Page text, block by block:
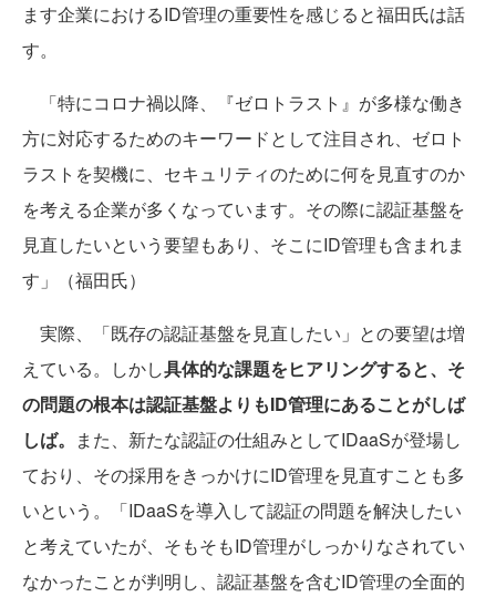
ます企業におけるID管理の重要性を感じると福田氏は話
す。
「特にコロナ禍以降、『ゼロトラスト』が多様な働き
方に対応するためのキーワードとして注目され、ゼロト
ラストを契機に、セキュリティのために何を見直すのか
を考える企業が多くなっています。その際に認証基盤を
見直したいという要望もあり、そこにID管理も含まれま
す」（福田氏）
実際、「既存の認証基盤を見直したい」との要望は増
えている。しかし具体的な課題をヒアリングすると、そ
の問題の根本は認証基盤よりもID管理にあることがしば
しば。 また、新たな認証の仕組みとしてIDaaSが登場し
ており、その採用をきっかけにID管理を見直すことも多
いという。「IDaaSを導入して認証の問題を解決したい
と考えていたが、そもそもID管理がしっかりなされてい
なかったことが判明し、認証基盤を含むID管理の全面的